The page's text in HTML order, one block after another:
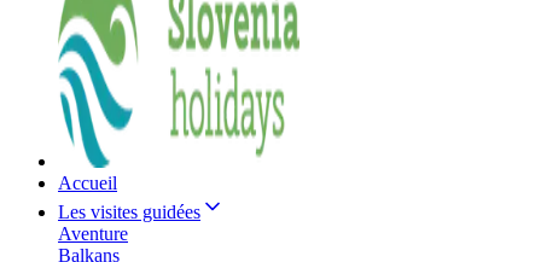
Accueil
Les visites guidées
Aventure
Balkans